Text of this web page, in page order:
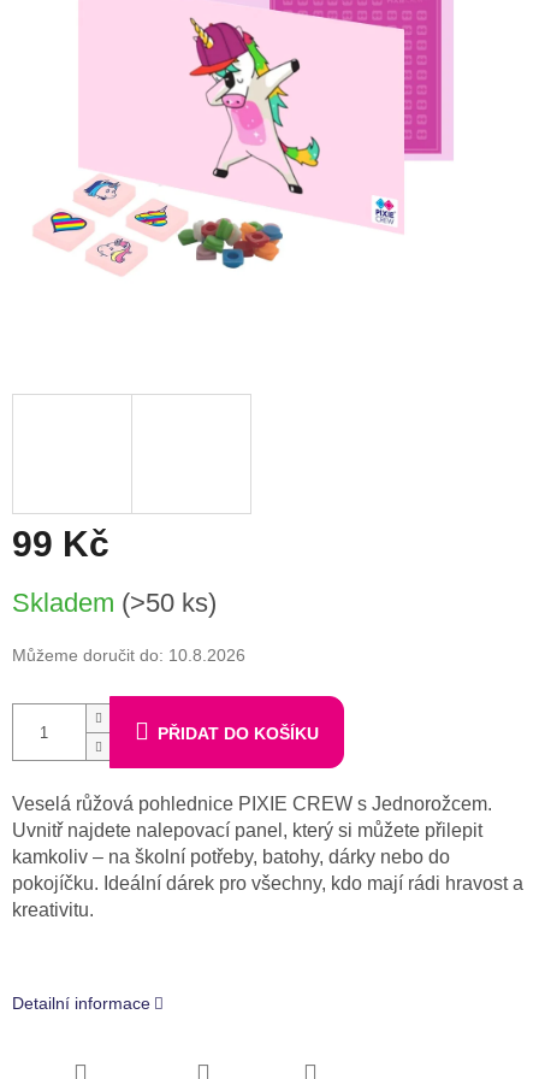
99 Kč
cena:
Skladem (>50 ks)
Můžeme doručit do: 10.8.2026
PŘIDAT DO KOŠÍKU
Veselá růžová pohlednice PIXIE CREW s Jednorožcem.
Uvnitř najdete nalepovací panel, který si můžete přilepit
kamkoliv – na školní potřeby, batohy, dárky nebo do
pokojíčku. Ideální dárek pro všechny, kdo mají rádi hravost a
kreativitu.
Detailní informace